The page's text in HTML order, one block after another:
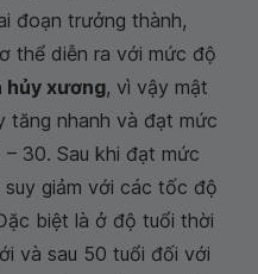
đoạn trưởng thành,
thể diễn ra với mức độ
hủy xương, vì vậy mật
tăng nhanh và đạt mức
30. Sau khi đạt mức
giảm với các tốc độ
biệt là ở độ tuổi thời
và sau 50 tuổi đối với